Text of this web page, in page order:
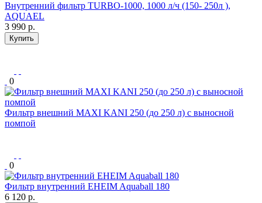
Внутренний фильтр TURBO-1000, 1000 л/ч (150- 250л ),
AQUAEL
3 990 р.
Купить
0
Фильтр внешний MAXI KANI 250 (до 250 л) с выносной
помпой
0
Фильтр внутренний EHEIM Aquaball 180
6 120 р.